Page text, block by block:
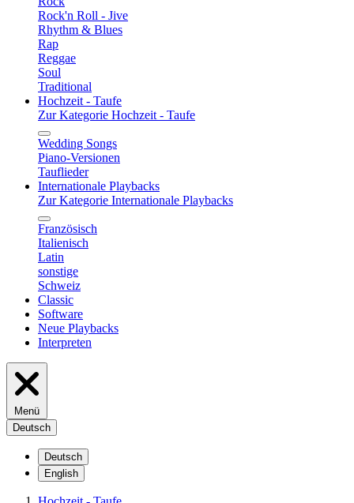
Rock'n Roll - Jive
Rhythm & Blues
Rap
Reggae
Soul
Traditional
Hochzeit - Taufe
Zur Kategorie Hochzeit - Taufe
Wedding Songs
Piano-Versionen
Tauflieder
Internationale Playbacks
Zur Kategorie Internationale Playbacks
Französisch
Italienisch
Latin
sonstige
Schweiz
Classic
Software
Neue Playbacks
Interpreten
Menü
Deutsch
Deutsch
English